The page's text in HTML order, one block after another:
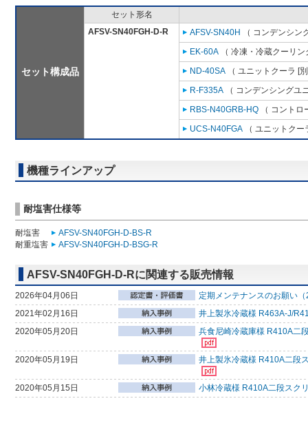
セット構成品
セット形名
AFSV-SN40FGH-D-R
AFSV-SN40H
（ コンデンシン
EK-60A （ 冷凍・冷蔵クーリ
ND-40SA （ ユニットクーラ [
R-F335A （ コンデンシングユ
RBS-N40GRB-HQ （ コント
UCS-N40FGA （ ユニットク
機種ラインアップ
耐塩害仕様等
耐塩害
AFSV-SN40FGH-D-BS-R
耐重塩害
AFSV-SN40FGH-D-BSG-R
AFSV-SN40FGH-D-Rに関連する販売情報
2026年04月06日
定期メンテナンスのお願い
2021年02月16日
井上製氷冷蔵様 R463A-J/
2020年05月20日
兵食尼崎冷蔵庫様 R410A二
2020年05月19日 井上製氷冷蔵様 R410A二段
2020年05月15日 小林冷蔵様 R410A二段スク